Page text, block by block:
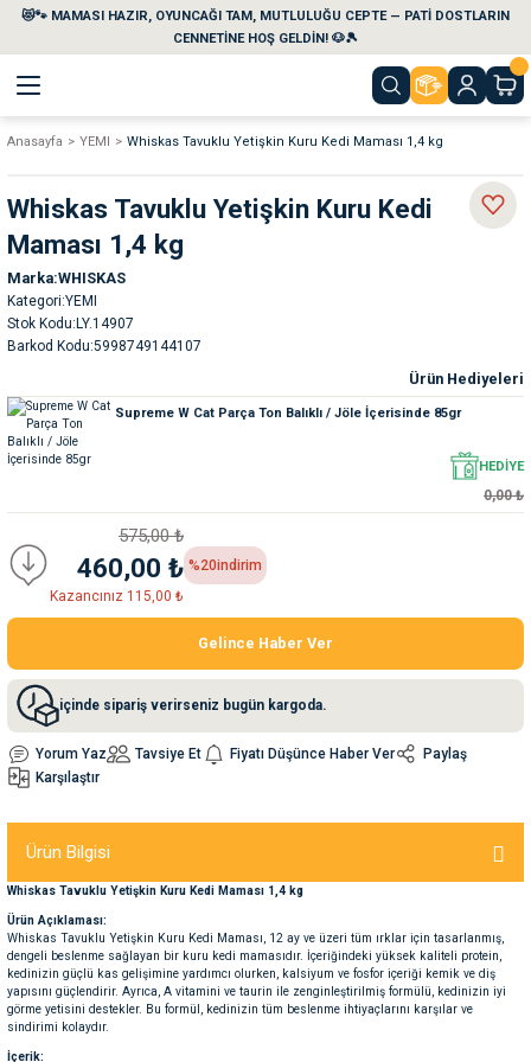
😻🐾 MAMASI HAZIR, OYUNCAĞI TAM, MUTLULUĞU CEPTE — PATİ DOSTLARIN
CENNETİNE HOŞ GELDİN! 🐶🎾
Geri Dön
Geri Dön
Temizlik Ürünleri
Su Kabları
Kemikleri
Seyahat Ürünleri
Geri Dön
Geri Dön
Geri Dön
Geri Dön
Anasayfa YEMI Whiskas Tavuklu Yetişkin Kuru Kedi Maması 1,4 kg
Whiskas Tavuklu Yetişkin Kuru Kedi
Maması 1,4 kg
Marka WHISKAS
Kategori YEMI
Stok Kodu LY.14907
Barkod Kodu 5998749144107
Ürün Hediyeleri
Supreme W Cat Parça Ton Balıklı / Jöle İçerisinde 85gr
HEDİYE
0,00 ₺
575,00 ₺
460,00 ₺
Kazancınız 115,00 ₺
%20indirim
Gelince Haber Ver
içinde sipariş verirseniz bugün kargoda.
Yorum Yaz Tavsiye Et Fiyatı Düşünce Haber Ver
Paylaş
Karşılaştır
Ürün Bilgisi
Whiskas Tavuklu Yetişkin Kuru Kedi Maması 1,4 kg
Ürün Açıklaması:
Whiskas Tavuklu Yetişkin Kuru Kedi Maması, 12 ay ve üzeri tüm ırklar için tasarlanmış,
dengeli beslenme sağlayan bir kuru kedi mamasıdır. İçeriğindeki yüksek kaliteli protein,
kedinizin güçlü kas gelişimine yardımcı olurken, kalsiyum ve fosfor içeriği kemik ve diş
yapısını güçlendirir. Ayrıca, A vitamini ve taurin ile zenginleştirilmiş formülü, kedinizin iyi
görme yetisini destekler. Bu formül, kedinizin tüm beslenme ihtiyaçlarını karşılar ve
sindirimi kolaydır.
İçerik: